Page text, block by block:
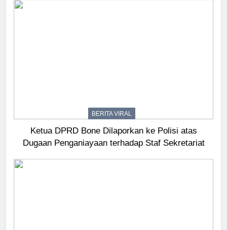
BERITA VIRAL
Ketua DPRD Bone Dilaporkan ke Polisi atas
Dugaan Penganiayaan terhadap Staf Sekretariat